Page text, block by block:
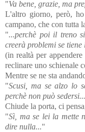
"Va bene, grazie, ma
L'altro giorno, però,
campano, che con tutta
"...perchè poi il treno
creerà problemi se
(in realtà per
reclinare uno schienale
Mentre se ne sta
"Scusi, ma se alzo lo
perchè non può sedersi...
Chiude la porta, ci
"Sì, ma se lei la mette
dire nulla..."